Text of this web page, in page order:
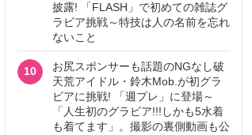
披露! 「FLASH」で初めての雑誌グ
ラビア挑戦～特技は人の名前を忘れ
ないこと
10
お尻スポンサーも話題のNGなし破
天荒アイドル・鈴木Mob.が初グラ
ビアに挑戦! 「週プレ」に登場～
「人生初のグラビア!!!しかも5水着
も着てます」。撮影の裏側動画も公